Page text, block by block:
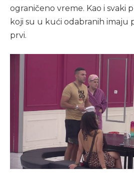
ograničeno vreme. Kao i svaki
koji su u kući odabranih imaju
prvi.